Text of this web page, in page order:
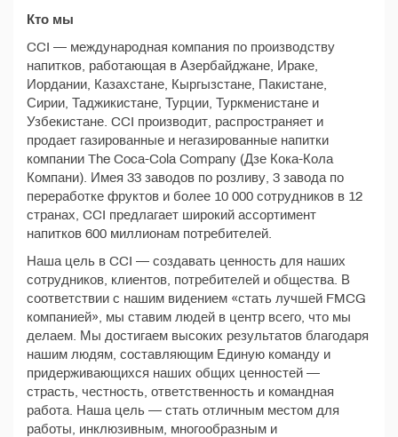
Кто мы
CCI — международная компания по производству
напитков, работающая в Азербайджане, Ираке,
Иордании, Казахстане, Кыргызстане, Пакистане,
Сирии, Таджикистане, Турции, Туркменистане и
Узбекистане. CCI производит, распространяет и
продает газированные и негазированные напитки
компании The Coca-Cola Company (Дзе Кока-Кола
Компани). Имея 33 заводов по розливу, 3 завода по
переработке фруктов и более 10 000 сотрудников в 12
странах, CCI предлагает широкий ассортимент
напитков 600 миллионам потребителей.
Наша цель в CCI — создавать ценность для наших
сотрудников, клиентов, потребителей и общества. В
соответствии с нашим видением «стать лучшей FMCG
компанией», мы ставим людей в центр всего, что мы
делаем. Мы достигаем высоких результатов благодаря
нашим людям, составляющим Единую команду и
придерживающихся наших общих ценностей —
страсть, честность, ответственность и командная
работа. Наша цель — стать отличным местом для
работы, инклюзивным, многообразным и